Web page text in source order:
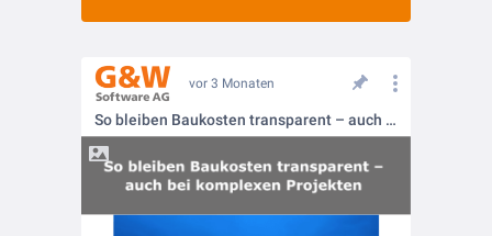
vor 3 Monaten
So bleiben Baukosten transparent – auch bei komplexen Projekten